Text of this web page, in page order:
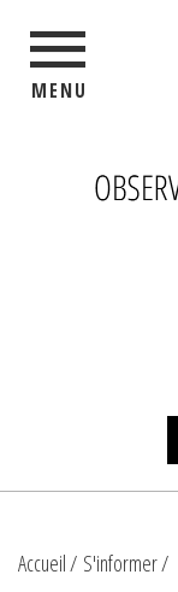
MENU
Accueil S'informer